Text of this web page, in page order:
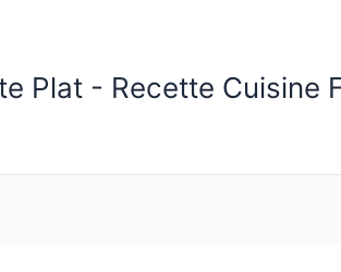
Plat - Recette Cuisine